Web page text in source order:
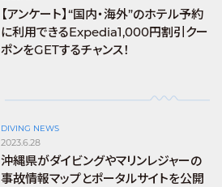
【アンケート】“国内・海外”のホテル予約
に利用できるExpedia1,000円割引クー
ポンをGETするチャンス！
DIVING NEWS
2023.6.28
沖縄県がダイビングやマリンレジャーの
事故情報マップとポータルサイトを公開